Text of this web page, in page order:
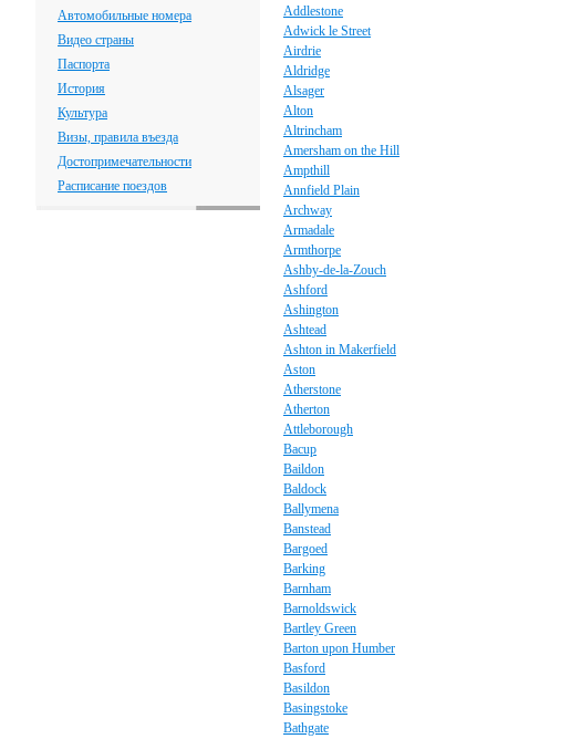
Автомобильные номера
Видео страны
Паспорта
История
Культура
Визы, правила въезда
Достопримечательности
Расписание поездов
Addlestone
Adwick le Street
Airdrie
Aldridge
Alsager
Alton
Altrincham
Amersham on the Hill
Ampthill
Annfield Plain
Archway
Armadale
Armthorpe
Ashby-de-la-Zouch
Ashford
Ashington
Ashtead
Ashton in Makerfield
Aston
Atherstone
Atherton
Attleborough
Bacup
Baildon
Baldock
Ballymena
Banstead
Bargoed
Barking
Barnham
Barnoldswick
Bartley Green
Barton upon Humber
Basford
Basildon
Basingstoke
Bathgate